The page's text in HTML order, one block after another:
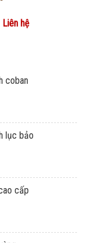
Liên hệ
coban
lục bảo
cấp